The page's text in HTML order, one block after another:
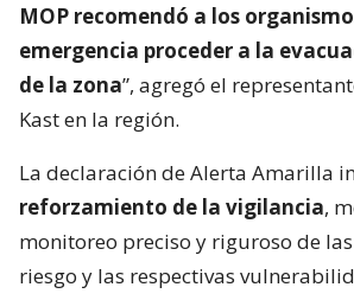
MOP recomendó a los
emergencia proceder a la
de la zona”, agregó el
Kast en la región.
La declaración de Alerta Amarilla
reforzamiento de la vigilancia,
monitoreo preciso y riguroso de
riesgo y las respectivas